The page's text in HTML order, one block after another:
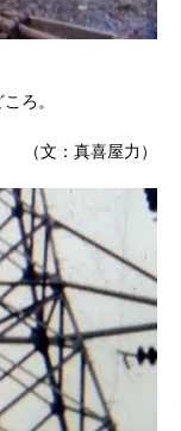
ろ。
（文：真喜屋力）